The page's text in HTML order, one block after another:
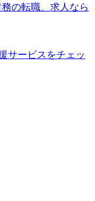
サービスをチェッ